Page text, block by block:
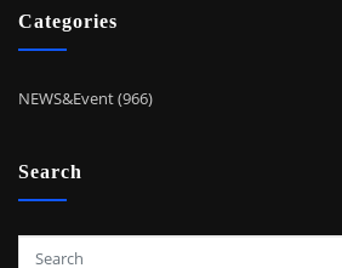
Categories
NEWS&Event (966)
Search